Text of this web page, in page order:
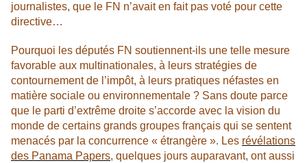
journalistes, que le FN n’avait en fait pas voté pour cette
directive…
Pourquoi les députés FN soutiennent-ils une telle mesure
favorable aux multinationales, à leurs stratégies de
contournement de l’impôt, à leurs pratiques néfastes en
matière sociale ou environnementale ? Sans doute parce
que le parti d’extrême droite s’accorde avec la vision du
monde de certains grands groupes français qui se sentent
menacés par la concurrence « étrangère ». Les révélations
des Panama Papers, quelques jours auparavant, ont aussi